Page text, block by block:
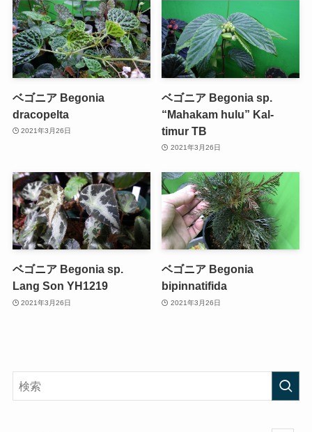
ベゴニア Begonia
dracopelta
2021年3月26日
ベゴニア Begonia sp.
“Mahakam hulu” Kal-
timur TB
2021年3月26日
ベゴニア Begonia sp.
Lang Son YH1219
2021年3月26日
ベゴニア Begonia
bipinnatifida
2021年3月26日